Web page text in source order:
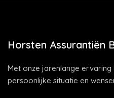
Horsten Assurantiën
Met onze jarenlange
persoonlijke situatie en